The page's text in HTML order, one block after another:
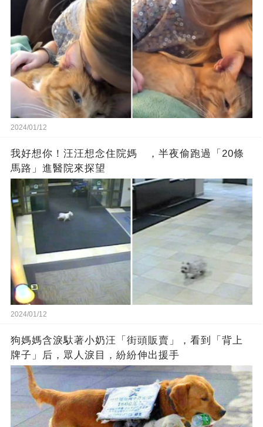
2024/01/12
我好想你！汪汪想念住院媽 ，半夜偷跑過「20條
馬路」進醫院來探望
2024/01/12
狗媽媽含淚馱著小奶汪「街頭販賣」，看到「背上
牌子」后，眾人淚目，紛紛伸出援手